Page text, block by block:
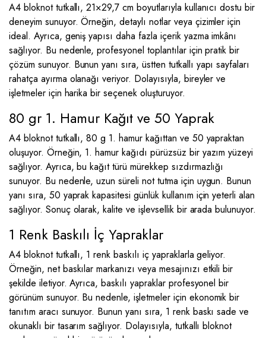
A4 bloknot tutkallı, 21×29,7 cm boyutlarıyla kullanıcı dostu bir
deneyim sunuyor. Örneğin, detaylı notlar veya çizimler için
ideal. Ayrıca, geniş yapısı daha fazla içerik yazma imkânı
sağlıyor. Bu nedenle, profesyonel toplantılar için pratik bir
çözüm sunuyor. Bunun yanı sıra, üstten tutkallı yapı sayfaları
rahatça ayırma olanağı veriyor. Dolayısıyla, bireyler ve
işletmeler için harika bir seçenek oluşturuyor.
80 gr 1. Hamur Kağıt ve 50 Yaprak
A4 bloknot tutkallı, 80 g 1. hamur kağıttan ve 50 yapraktan
oluşuyor. Örneğin, 1. hamur kağıdı pürüzsüz bir yazım yüzeyi
sağlıyor. Ayrıca, bu kağıt türü mürekkep sızdırmazlığı
sunuyor. Bu nedenle, uzun süreli not tutma için uygun. Bunun
yanı sıra, 50 yaprak kapasitesi günlük kullanım için yeterli alan
sağlıyor. Sonuç olarak, kalite ve işlevsellik bir arada bulunuyor.
1 Renk Baskılı İç Yapraklar
A4 bloknot tutkallı, 1 renk baskılı iç yapraklarla geliyor.
Örneğin, net baskılar markanızı veya mesajınızı etkili bir
şekilde iletiyor. Ayrıca, baskılı yapraklar profesyonel bir
görünüm sunuyor. Bu nedenle, işletmeler için ekonomik bir
tanıtım aracı sunuyor. Bunun yanı sıra, 1 renk baskı sade ve
okunaklı bir tasarım sağlıyor. Dolayısıyla, tutkallı bloknot